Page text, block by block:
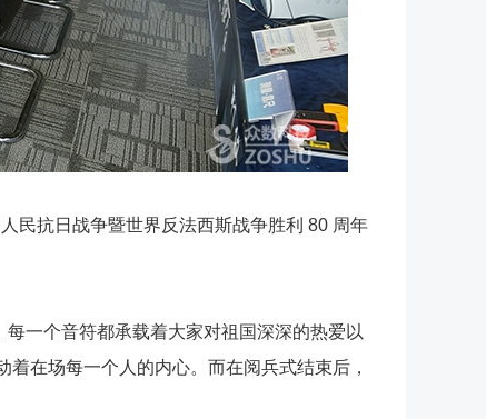
民抗日战争暨世界反法西斯战争胜利 80 周年
一个音符都承载着大家对祖国深深的热爱以
在场每一个人的内心。而在阅兵式结束后，